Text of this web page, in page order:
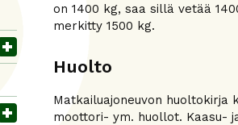
on 1400 kg, saa sillä vetää
merkitty 1500 kg.
Huolto
Matkailuajoneuvon
moottori- ym. huollot. Kaasu-